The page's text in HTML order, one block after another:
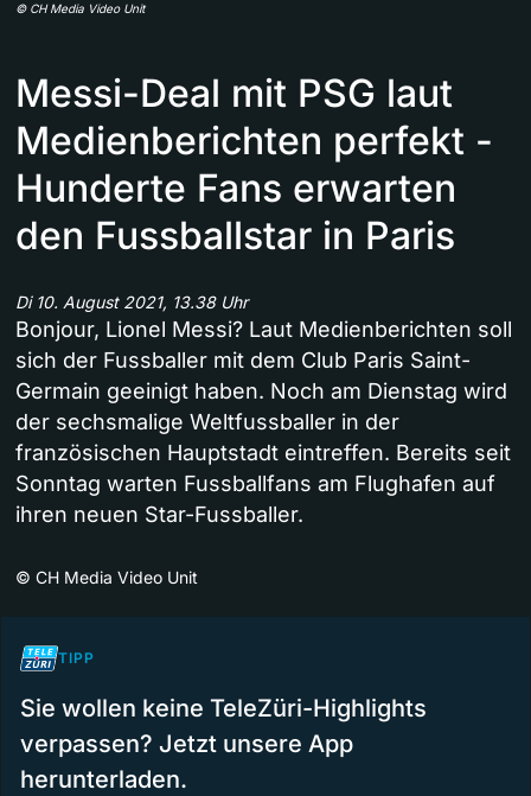
© CH Media Video Unit
Messi-Deal mit PSG laut
Medienberichten perfekt -
Hunderte Fans erwarten
den Fussballstar in Paris
Di 10. August 2021, 13.38 Uhr
Bonjour, Lionel Messi? Laut Medienberichten soll
sich der Fussballer mit dem Club Paris Saint-
Germain geeinigt haben. Noch am Dienstag wird
der sechsmalige Weltfussballer in der
französischen Hauptstadt eintreffen. Bereits seit
Sonntag warten Fussballfans am Flughafen auf
ihren neuen Star-Fussballer.
© CH Media Video Unit
TIPP
Sie wollen keine TeleZüri-Highlights
verpassen? Jetzt unsere App
herunterladen.